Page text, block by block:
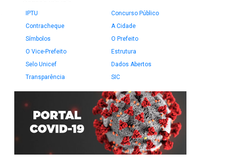
IPTU
Concurso Público
Contracheque
A Cidade
Símbolos
O Prefeito
O Vice-Prefeito
Estrutura
Selo Unicef
Dados Abertos
Transparência
SIC